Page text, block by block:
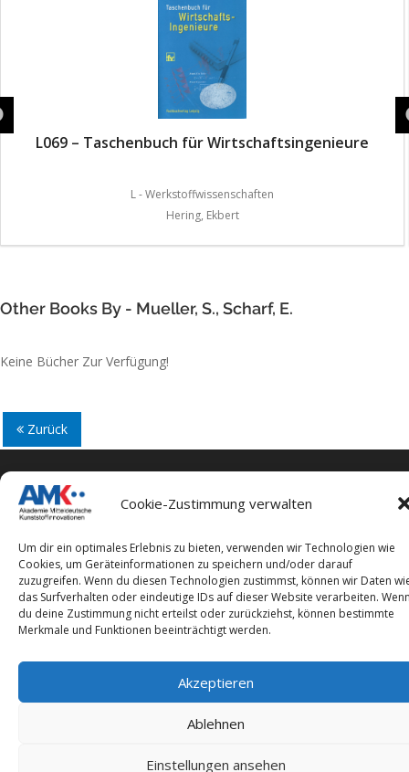
Cookie-Zustimmung verwalten
Um dir ein optimales Erlebnis zu bieten, verwenden wir Technologien wie
Cookies, um Geräteinformationen zu speichern und/oder darauf
zuzugreifen. Wenn du diesen Technologien zustimmst, können wir Daten
das Surfverhalten oder eindeutige IDs auf dieser Website verarbeiten.
du deine Zustimmung nicht erteilst oder zurückziehst, können bestimmte
Merkmale und Funktionen beeinträchtigt werden.
Akzeptieren
Ablehnen
Einstellungen ansehen
L069 – Taschenbuch für Wirtschaftsingenieure
L - Werkstoffwissenschaften
Hering, Ekbert
Other Books By - Mueller, S., Scharf, E.
Keine Bücher Zur Verfügung!
Zurück
Impressum
Datenschutzerklärung
OnePress